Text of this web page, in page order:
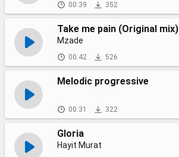
00:39 352
Take me pain (Original mix)
Mzade
00:42 526
Melodic progressive
00:31 322
Gloria
Hayit Murat